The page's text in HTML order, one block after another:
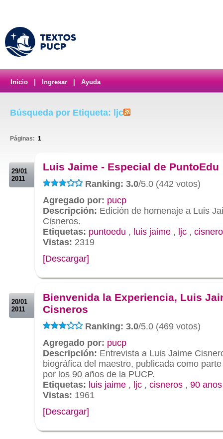
Inicio Ingresar Ayuda
Búsqueda por Etiqueta: ljc
Páginas: 1
29/01
2011
Luis Jaime - Especial de PuntoEdu
Ranking: 3.0/5.0 (442 votos)
Agregado por: pucp
Descripción: Edición de homenaje a Luis
Cisneros.
Etiquetas: puntoedu , luis jaime , ljc ,
Vistas: 2319
[Descargar]
20/01
2011
Bienvenida la Experiencia, Luis
Cisneros
Ranking: 3.0/5.0 (469 votos)
Agregado por: pucp
Descripción: Entrevista a Luis Jaime
biográfica del maestro, publicada como
por los 90 años de la PUCP.
Etiquetas: luis jaime , ljc , cisneros , 90 anos
Vistas: 1961
[Descargar]